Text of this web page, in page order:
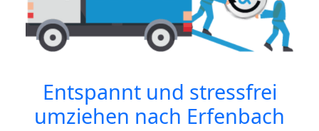
Entspannt und stressfrei
umziehen nach Erfenbach